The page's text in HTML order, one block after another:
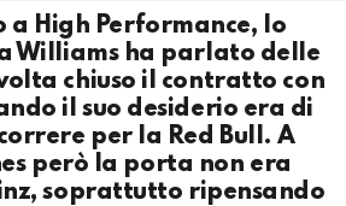
a High Performance, lo
Williams ha parlato delle
chiuso il contratto con
il suo desiderio era di
per la Red Bull. A
però la porta non era
soprattutto ripensando